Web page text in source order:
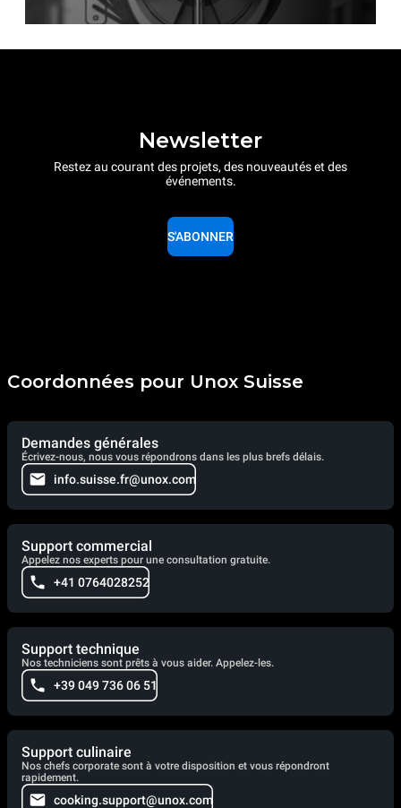
Newsletter
Restez au courant des projets, des nouveautés et des
événements.
S'ABONNER
Coordonnées pour Unox Suisse
Demandes générales
Écrivez-nous, nous vous répondrons dans les plus brefs délais.
info.suisse.fr@unox.com
Support commercial
Appelez nos experts pour une consultation gratuite.
+41 0764028252
Support technique
Nos techniciens sont prêts à vous aider. Appelez-les.
+39 049 736 06 51
Support culinaire
Nos chefs corporate sont à votre disposition et vous répondront
rapidement.
cooking.support@unox.com